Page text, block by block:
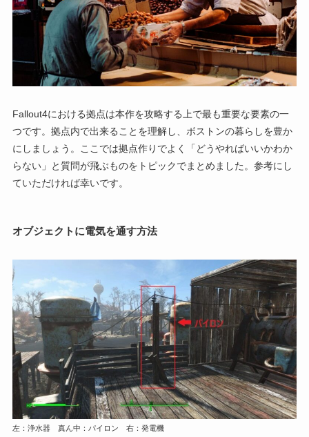
Fallout4における拠点は本作を攻略する上で最も重要な要素の一
つです。拠点内で出来ることを理解し、ボストンの暮らしを豊か
にしましょう。ここでは拠点作りでよく「どうやればいいかわか
らない」と質問が飛ぶものをトピックでまとめました。参考にし
ていただければ幸いです。
オブジェクトに電気を通す方法
左：浄水器 真ん中：パイロン 右：発電機